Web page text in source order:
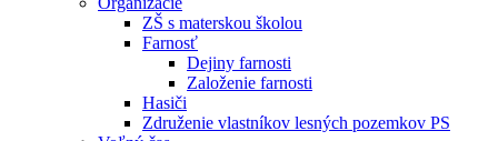
ZŠ s materskou školou
Farnosť
Dejiny farnosti
Založenie farnosti
Hasiči
Združenie vlastníkov lesných pozemkov PS